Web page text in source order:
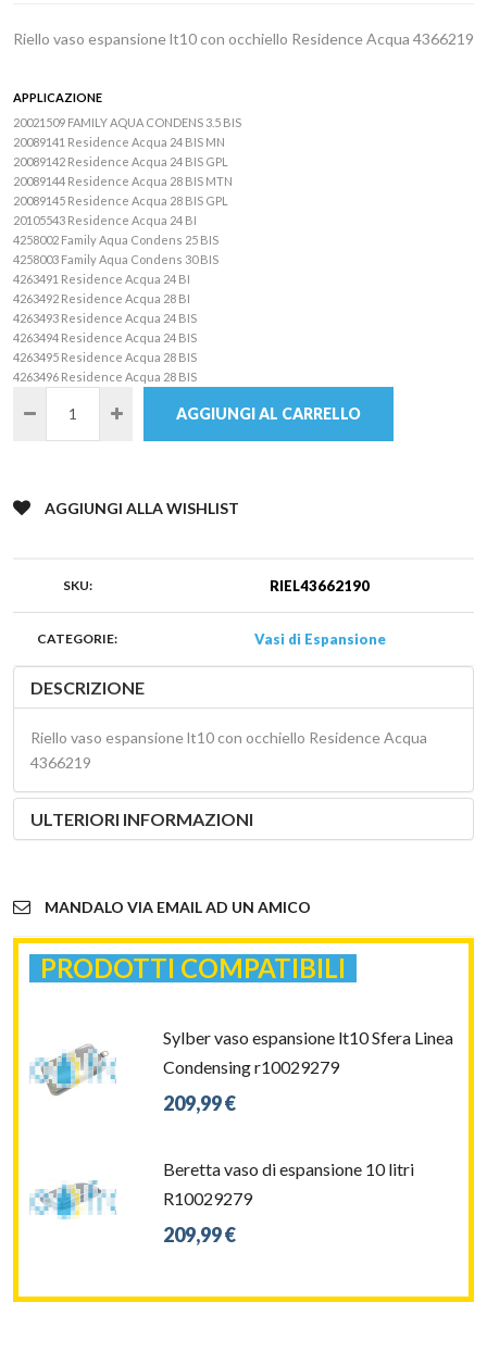
Riello vaso espansione lt10 con occhiello Residence Acqua 4366219
APPLICAZIONE
20021509 FAMILY AQUA CONDENS 3.5 BIS
20089141 Residence Acqua 24 BIS MN
20089142 Residence Acqua 24 BIS GPL
20089144 Residence Acqua 28 BIS MTN
20089145 Residence Acqua 28 BIS GPL
20105543 Residence Acqua 24 BI
4258002 Family Aqua Condens 25 BIS
4258003 Family Aqua Condens 30 BIS
4263491 Residence Acqua 24 BI
4263492 Residence Acqua 28 BI
4263493 Residence Acqua 24 BIS
4263494 Residence Acqua 24 BIS
4263495 Residence Acqua 28 BIS
4263496 Residence Acqua 28 BIS
AGGIUNGI AL CARRELLO
AGGIUNGI ALLA WISHLIST
SKU: RIEL43662190
CATEGORIE: Vasi di Espansione
DESCRIZIONE
Riello vaso espansione lt10 con occhiello Residence Acqua
4366219
ULTERIORI INFORMAZIONI
MANDALO VIA EMAIL AD UN AMICO
PRODOTTI COMPATIBILI
Sylber vaso espansione lt10 Sfera Linea
Condensing r10029279
209,99 €
Beretta vaso di espansione 10 litri
R10029279
209,99 €